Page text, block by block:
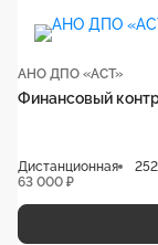
АНО ДПО «АСТ»
Финансовый
Дистанционная
63 000 ₽